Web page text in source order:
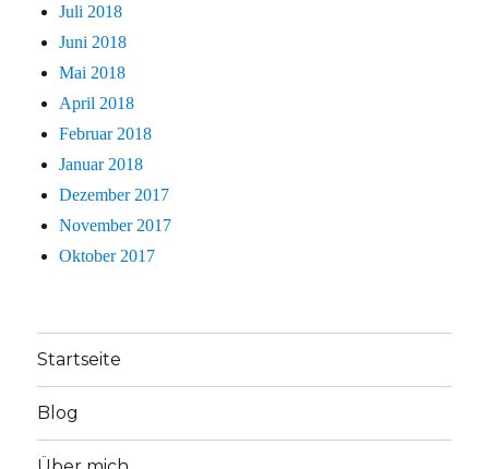
Juli 2018
Juni 2018
Mai 2018
April 2018
Februar 2018
Januar 2018
Dezember 2017
November 2017
Oktober 2017
Startseite
Blog